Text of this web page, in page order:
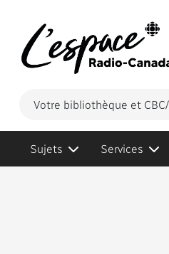
Votre bibliothèque et
Sujets Services